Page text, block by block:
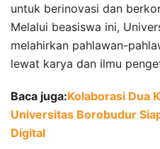
untuk berinovasi dan
Melalui beasiswa ini,
melahirkan pahlawan-
lewat karya dan ilmu
Baca juga:Kolaborasi Dua
Universitas Borobudur
Digital